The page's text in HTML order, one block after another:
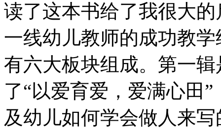
读了这本书给了我很大
一线幼儿教师的成功教
有六大板块组成。第一
了“以爱育爱，爱满心田
及幼儿如何学会做人来